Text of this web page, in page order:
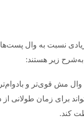
نسبت به وال
به‌شرح زیر هستند:
وال مش قوی‌تر و
برای زمان طولانی از
کند.